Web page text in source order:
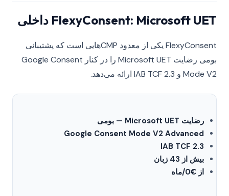
FlexyConsent: Microsoft UET داخلی
FlexyConsent یکی از معدود CMPهایی است که پشتیبانی
بومی رضایت Microsoft UET را در کنار Google Consent
Mode V2 و IAB TCF 2.3 ارائه می‌دهد.
رضایت Microsoft UET — بومی
Google Consent Mode V2 Advanced
IAB TCF 2.3
بیش از 43 زبان
از €0/ماه